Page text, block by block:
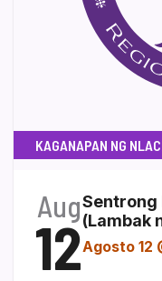
KAGANAPAN NG
Aug
12
Sentrong
(Lambak
Agosto 12